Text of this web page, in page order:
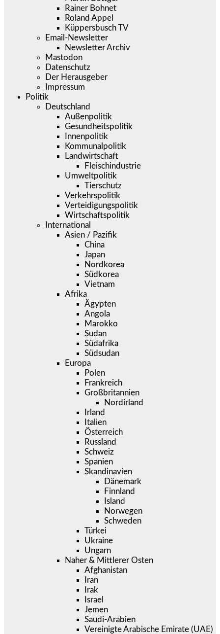
Rainer Bohnet
Roland Appel
Küppersbusch TV
Email-Newsletter
Newsletter Archiv
Mastodon
Datenschutz
Der Herausgeber
Impressum
Politik
Deutschland
Außenpolitik
Gesundheitspolitik
Innenpolitik
Kommunalpolitik
Landwirtschaft
Fleischindustrie
Umweltpolitik
Tierschutz
Verkehrspolitik
Verteidigungspolitik
Wirtschaftspolitik
International
Asien / Pazifik
China
Japan
Nordkorea
Südkorea
Vietnam
Afrika
Ägypten
Angola
Marokko
Sudan
Südafrika
Südsudan
Europa
Polen
Frankreich
Großbritannien
Nordirland
Irland
Italien
Österreich
Russland
Schweiz
Spanien
Skandinavien
Dänemark
Finnland
Island
Norwegen
Schweden
Türkei
Ukraine
Ungarn
Naher & Mittlerer Osten
Afghanistan
Iran
Irak
Israel
Jemen
Saudi-Arabien
Vereinigte Arabische Emirate (UAE)